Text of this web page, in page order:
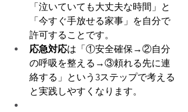
「泣いていても大丈夫な時間」と
「今すぐ手放せる家事」を自分で
許可することです。
応急対応は「①安全確保→②自分
の呼吸を整える→③頼れる先に連
絡する」という3ステップで考える
と実践しやすくなります。